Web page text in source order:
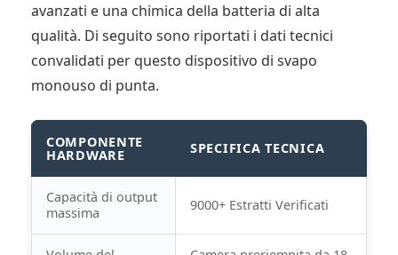
avanzati e una chimica della batteria di alta
qualità. Di seguito sono riportati i dati tecnici
convalidati per questo dispositivo di svapo
monouso di punta.
COMPONENTE
HARDWARE SPECIFICA TECNICA
Capacità di output
massima
9000+ Estratti Verificati